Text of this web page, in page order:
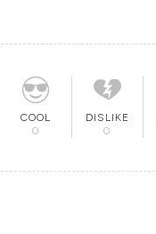
COOL
0
DISLIKE
0